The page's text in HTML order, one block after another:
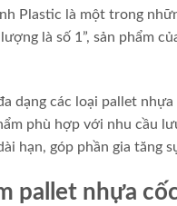
Plastic là một trong
là số 1”, sản phẩm
dạng các loại pallet
phù hợp với nhu cầu
hạn, góp phần gia tăng
pallet nhựa